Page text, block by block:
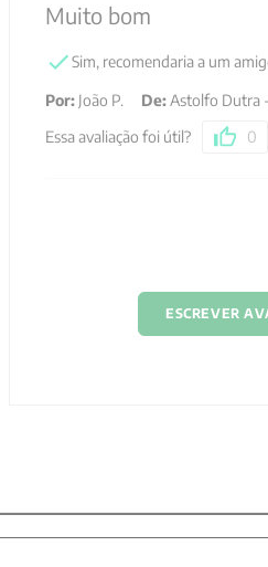
Muito bom
Sim, recomendaria a um
Por: João P. De:Astolfo Dutra
Essa avaliação foi útil?
0
ESCREVER